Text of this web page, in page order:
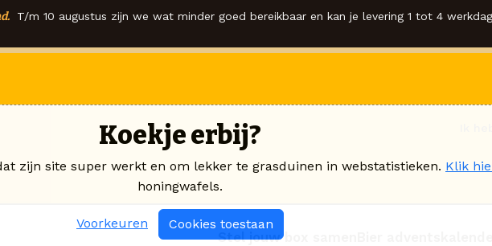
T/m 10 augustus zijn we wat minder goed bereikbaar en kan je levering 1 tot 4
Stel jouw box samen
Koekje erbij?
zijn site super werkt en om lekker te grasduinen in webstatistieken. Klik
honingwafels.
Voorkeuren Cookies toestaan